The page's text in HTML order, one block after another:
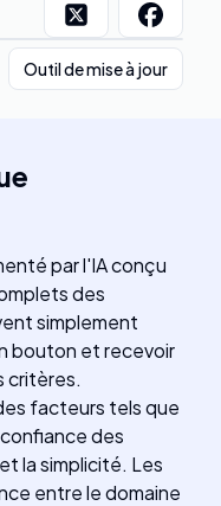
Outil de mise à jour
par l'IA conçu
des
simplement
bouton et recevoir
critères.
facteurs tels que
des
la simplicité. Les
entre le domaine